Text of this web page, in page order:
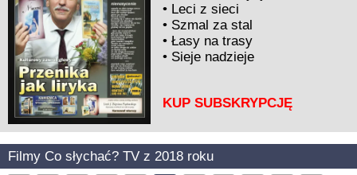
• Leci z sieci
• Szmal za stal
•Łasy na trasy
• Sieje nadzieje
KUP SUBSKRYPCJĘ
Filmy Co słychać? TV z 2018 roku